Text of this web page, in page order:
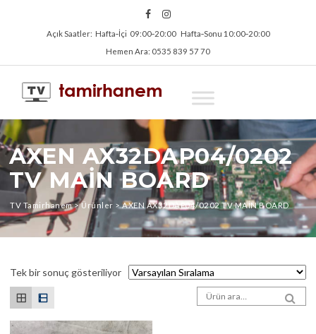
Açık Saatler: Hafta‑İçi 09:00‑20:00 Hafta‑Sonu 10:00‑20:00
Hemen Ara: 0535 839 57 70
AXEN AX32DAP04/0202
TV MAİN BOARD
TV Tamirhanem>Ürünler >AXEN AX32DAP04/0202 TV MAİN BOARD
Tek bir sonuç gösteriliyor
Arama sonuçları: